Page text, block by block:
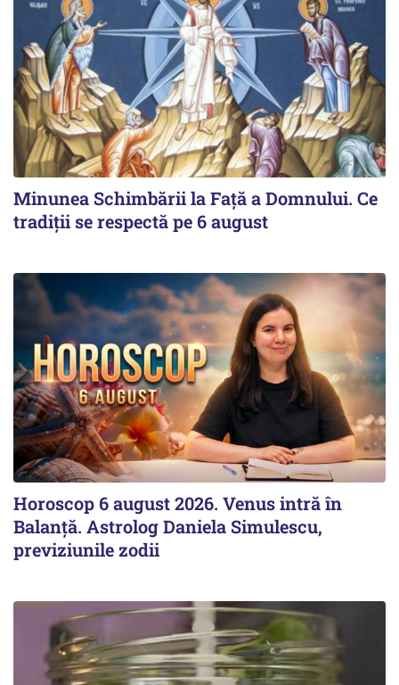
Minunea Schimbării la Față a Domnului. Ce
tradiții se respectă pe 6 august
Horoscop 6 august 2026. Venus intră în
Balanță. Astrolog Daniela Simulescu,
previziunile zodii